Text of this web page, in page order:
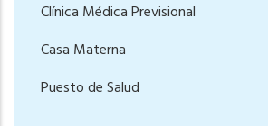
Clínica Médica Previsional
Casa Materna
Puesto de Salud